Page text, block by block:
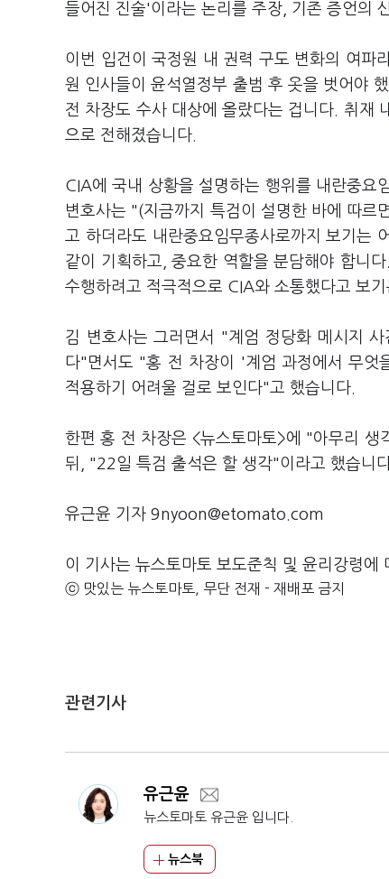
들어진 진술'이라는 논리를 주장, 기존 증언의
이번 입건이 국정원 내 권력 구도 변화의 여파
원 인사들이 윤석열정부 출범 후 옷을 벗어야
전 차장도 수사 대상에 올랐다는 겁니다. 취재
으로 전해졌습니다.
CIA에 국내 상황을 설명하는 행위를 내란중요
변호사는 "(지금까지 특검이 설명한 바에 따르
고 하더라도 내란중요임무종사로까지 보기는
같이 기획하고, 중요한 역할을 분담해야 합니
수행하려고 적극적으로 CIA와 소통했다고 보
김 변호사는 그러면서 "계엄 정당화 메시지
다"면서도 "홍 전 차장이 '계엄 과정에서 무엇
적용하기 어려울 걸로 보인다"고 했습니다.
한편 홍 전 차장은 <뉴스토마토>에 "아무리
뒤, "22일 특검 출석은 할 생각"이라고 했습니
유근윤 기자 9nyoon@etomato.com
이 기사는 뉴스토마토 보도준칙 및 윤리강령에
ⓒ 맛있는 뉴스토마토, 무단 전재 - 재배포 금지
관련기사
유근윤
뉴스토마토 유근윤 입니다.
뉴스북